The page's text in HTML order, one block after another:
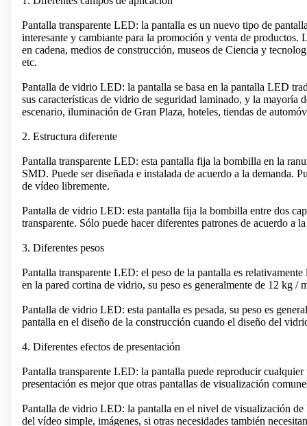
Pantalla transparente LED: la pantalla es un nuevo tipo de
interesante y cambiante para la promoción y venta de
en cadena, medios de construcción, museos de Ciencia y
etc.
Pantalla de vidrio LED: la pantalla se basa en la pantalla LED
sus características de vidrio de seguridad laminado, y la mayoría
escenario, iluminación de Gran Plaza, hoteles, tiendas de
2. Estructura diferente
Pantalla transparente LED: esta pantalla fija la bombilla en la
SMD. Puede ser diseñada e instalada de acuerdo a la demanda.
de vídeo libremente.
Pantalla de vidrio LED: esta pantalla fija la bombilla entre dos
transparente. Sólo puede hacer diferentes patrones de acuerdo a
3. Diferentes pesos
Pantalla transparente LED: el peso de la pantalla es
en la pared cortina de vidrio, su peso es generalmente de 12 kg /
Pantalla de vidrio LED: esta pantalla es pesada, su peso es
pantalla en el diseño de la construcción cuando el diseño del
4. Diferentes efectos de presentación
Pantalla transparente LED: la pantalla puede reproducir
presentación es mejor que otras pantallas de visualización
Pantalla de vidrio LED: la pantalla en el nivel de visualización
del vídeo simple, imágenes, si otras necesidades también